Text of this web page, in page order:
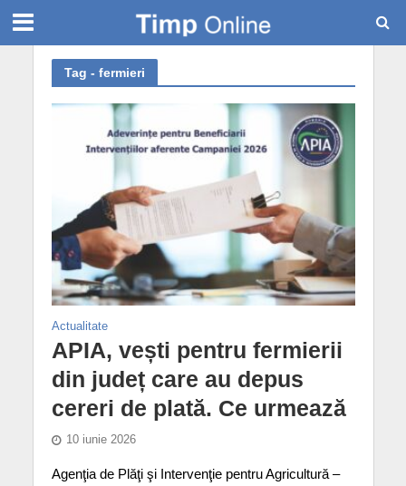
Tag - fermieri
Actualitate
APIA, vești pentru fermierii
din județ care au depus
cereri de plată. Ce urmează
10 iunie 2026
Agenţia de Plăţi şi Intervenţie pentru Agricultură –